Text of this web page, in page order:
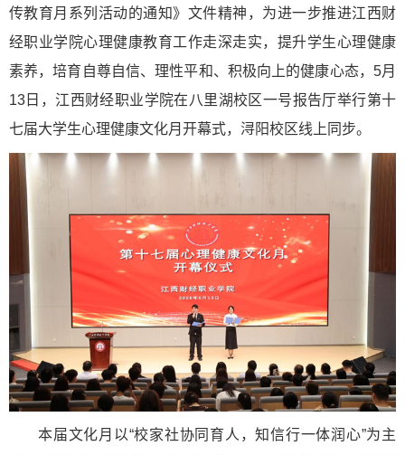
传教育月系列活动的通知》文件精神，为进一步推进江西财
经职业学院心理健康教育工作走深走实，提升学生心理健康
素养，培育自尊自信、理性平和、积极向上的健康心态，5月
13日，江西财经职业学院在八里湖校区一号报告厅举行第十
七届大学生心理健康文化月开幕式，浔阳校区线上同步。
本届文化月以“校家社协同育人，知信行一体润心”为主